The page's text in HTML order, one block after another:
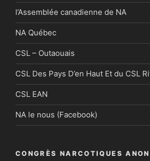
l’Assemblée canadienne de NA
NA Québec
CSL – Outaouais
CSL Des Pays D’en Haut Et du CSL
CSL EAN
NA le nous (Facebook)
CONGRÈS NARCOTIQUES